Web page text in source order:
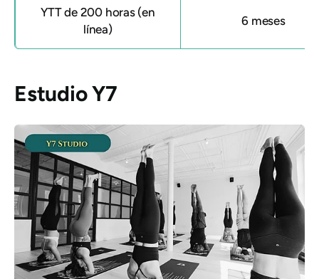
YTT de 200 horas (en
línea)
6 meses
Estudio Y7